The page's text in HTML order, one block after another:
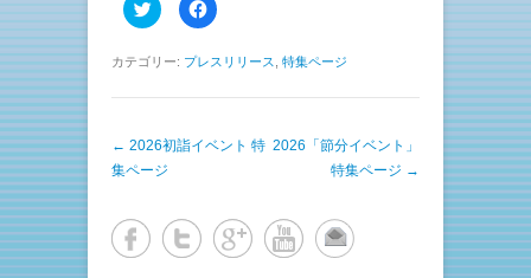
ク
リ
し
w
t
e
r
新
F
a
b
k
有
ク
リ
ッ
ク
カテゴリー: プレスリリース, 特集ページ
投稿ナビゲーション
← 2026初詣イベント 特
集ページ
2026「節分イベント」
特集ページ →